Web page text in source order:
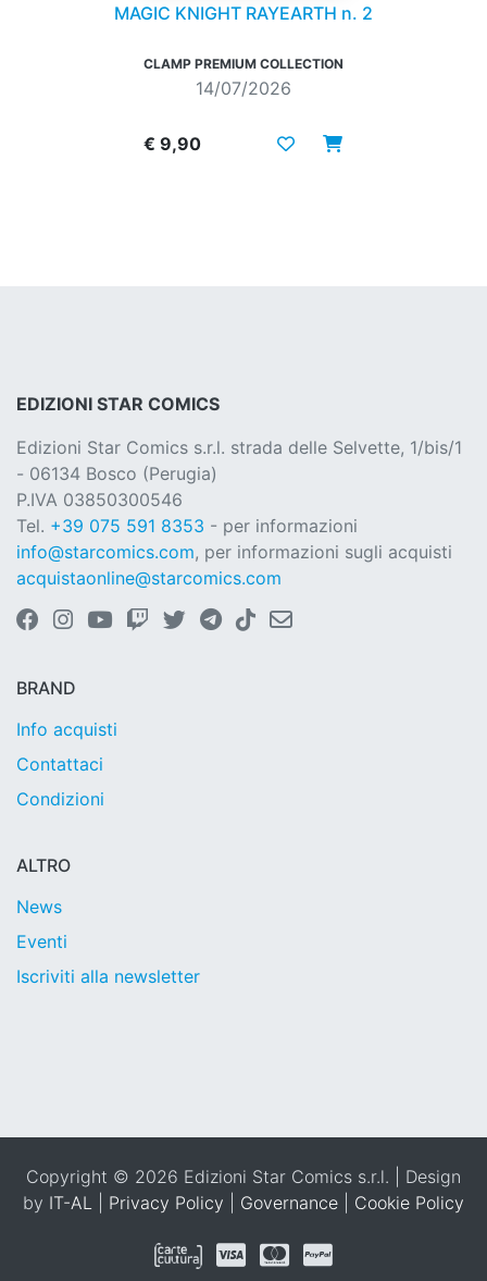
MAGIC KNIGHT RAYEARTH n. 2
CLAMP PREMIUM COLLECTION
14/07/2026
€ 9,90
EDIZIONI STAR COMICS
Edizioni Star Comics s.r.l. strada delle Selvette, 1/bis/1
- 06134 Bosco (Perugia)
P.IVA 03850300546
Tel. +39 075 591 8353 - per informazioni
info@starcomics.com, per informazioni sugli acquisti
acquistaonline@starcomics.com
BRAND
Info acquisti
Contattaci
Condizioni
ALTRO
News
Eventi
Iscriviti alla newsletter
Copyright © 2026 Edizioni Star Comics s.r.l. | Design
by IT-AL Privacy Policy Governance Cookie Policy